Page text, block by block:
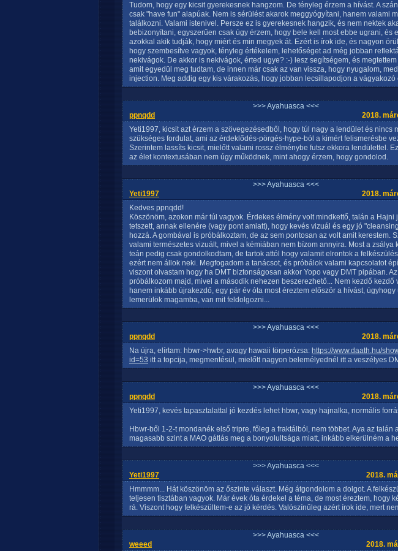
Tudom, hogy egy kicsit gyerekesnek hangzom. De tényleg érzem a hívást. A
csak "have fun" alapúak. Nem is sérülést akarok meggyógyítani, hanem valami
találkozni. Valami istenivel. Persze ez is gyerekesnek hangzik, és nem nektek
bebizonyítani, egyszerűen csak úgy érzem, hogy bele kell most ebbe ugrani, és
azokkal akik tudják, hogy miért és min megyek át. Ezért is írok ide, és nagyon
hogy szembesítve vagyok, tényleg értékelem, lehetőséget ad még jobban
nekivágok. De akkor is nekivágok, érted ugye? :-) lesz segítségem, és
amit egyedül meg tudtam, de innen már csak az van vissza, hogy nyugalom,
injection. Meg addig egy kis várakozás, hogy jobban lecsillapodjon a vágyakozó
>>> Ayahuasca <<<
ppnqdd
2018.
Yeti1997, kicsit azt érzem a szövegezésedből, hogy túl nagy a lendület és nincs
szükséges fordulat, ami az érdeklődés-pörgés-hype-ból a kimért felismerésbe
Szerintem lassíts kicsit, mielőtt valami rossz élménybe futsz ekkora lendülettel.
az élet kontextusában nem úgy működnek, mint ahogy érzem, hogy gondolod.
>>> Ayahuasca <<<
Yeti1997
2018.
Kedves ppnqdd!
Köszönöm, azokon már túl vagyok. Érdekes élmény volt mindkettő, talán a Hajni
tetszett, annak ellenére (vagy pont amiatt), hogy kevés vizuál és egy jó
hozzá. A gombával is próbálkoztam, de az sem pontosan az volt amit kerestem.
valami természetes vizuált, mivel a kémiában nem bízom annyira. Most a zsálya
teán pedig csak gondolkodtam, de tartok attól hogy valamit elrontok a
ezért nem állok neki. Megfogadom a tanácsot, és próbálok valami kapcsolatot
viszont olvastam hogy ha DMT biztonságosan akkor Yopo vagy DMT pipában.
próbálkozom majd, mivel a második nehezen beszerezhető... Nem kezdő kezdő
hanem inkább újrakezdő, egy pár év óta most éreztem először a hívást, úgyhogy
lemerülök magamba, van mit feldolgozni...
>>> Ayahuasca <<<
ppnqdd
2018.
Na újra, elírtam: hbwr->hwbr, avagy hawaii törperózsa: https://www.daath.hu/
id=53 itt a topcija, megmentésül, mielőtt nagyon belemélyednél itt a veszélyes
>>> Ayahuasca <<<
ppnqdd
2018.
Yeti1997, kevés tapasztalattal jó kezdés lehet hbwr, vagy hajnalka, normális
Hbwr-ből 1-2-t mondanék első tripre, főleg a fraktálból, nem többet. Aya az talán
magasabb szint a MAO gátlás meg a bonyolultsága miatt, inkább elkerülném a
>>> Ayahuasca <<<
Yeti1997
2018.
Hmmmm... Hát köszönöm az őszinte választ. Még átgondolom a dolgot. A
teljesen tisztában vagyok. Már évek óta érdekel a téma, de most éreztem, hogy
rá. Viszont hogy felkészültem-e az jó kérdés. Valószínűleg azért írok ide, mert
>>> Ayahuasca <<<
weeed
2018.